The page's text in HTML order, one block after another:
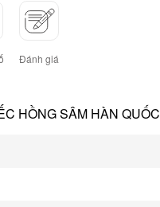
Đánh giá
HỒNG SÂM HÀN QUỐC